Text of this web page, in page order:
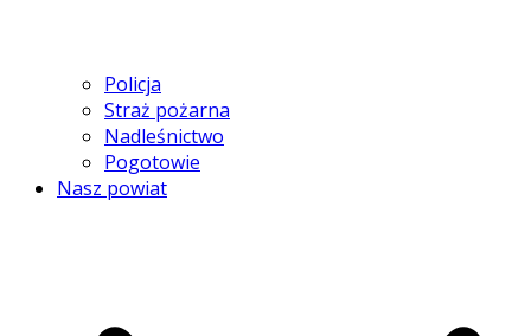
Policja
Straż pożarna
Nadleśnictwo
Pogotowie
Nasz powiat